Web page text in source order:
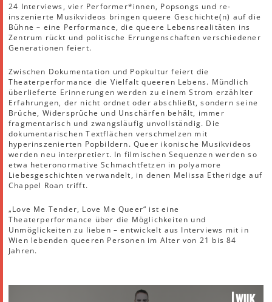
24 Interviews, vier Performer*innen, Popsongs und re-
inszenierte Musikvideos bringen queere Geschichte(n) auf die
Bühne – eine Performance, die queere Lebensrealitäten ins
Zentrum rückt und politische Errungenschaften verschiedener
Generationen feiert.
Zwischen Dokumentation und Popkultur feiert die
Theaterperformance die Vielfalt queeren Lebens. Mündlich
überlieferte Erinnerungen werden zu einem Strom erzählter
Erfahrungen, der nicht ordnet oder abschließt, sondern seine
Brüche, Widersprüche und Unschärfen behält, immer
fragmentarisch und zwangsläufig unvollständig. Die
dokumentarischen Textflächen verschmelzen mit
hyperinszenierten Popbildern. Queer ikonische Musikvideos
werden neu interpretiert. In filmischen Sequenzen werden so
etwa heteronormative Schmachtfetzen in polyamore
Liebesgeschichten verwandelt, in denen Melissa Etheridge auf
Chappel Roan trifft.
„Love Me Tender, Love Me Queer“ ist eine
Theaterperformance über die Möglichkeiten und
Unmöglickeiten zu lieben – entwickelt aus Interviews mit in
Wien lebenden queeren Personen im Alter von 21 bis 84
Jahren.